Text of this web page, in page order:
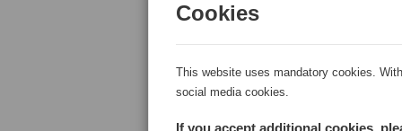
Cookies
This website uses mandatory cookies.
social media cookies.
If you accept additional cookies,